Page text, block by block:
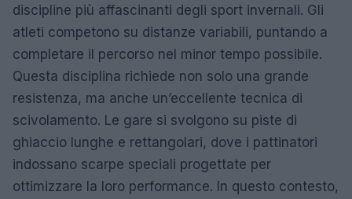
discipline più affascinanti degli sport invernali. Gli
atleti competono su distanze variabili, puntando a
completare il percorso nel minor tempo possibile.
Questa disciplina richiede non solo una grande
resistenza, ma anche un’eccellente tecnica di
scivolamento. Le gare si svolgono su piste di
ghiaccio lunghe e rettangolari, dove i pattinatori
indossano scarpe speciali progettate per
ottimizzare la loro performance. In questo contesto,